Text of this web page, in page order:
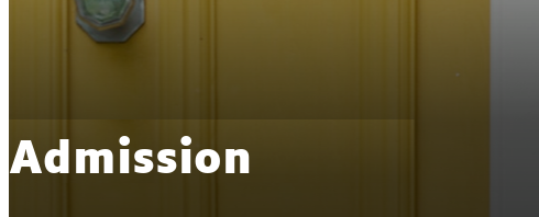
Admission